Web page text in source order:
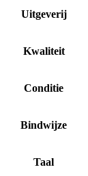
Uitgeverij
Kwaliteit
Conditie
Bindwijze
Taal